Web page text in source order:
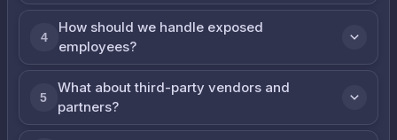
4
How should we handle exposed
employees?
5
What about third-party vendors and
partners?